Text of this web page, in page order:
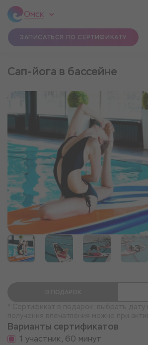
Омск
ЗАПИСАТЬСЯ ПО СЕРТИФИКАТУ
Сап-йога в бассейне
+3
Варианты сертификатов
1 участник, 60 минут